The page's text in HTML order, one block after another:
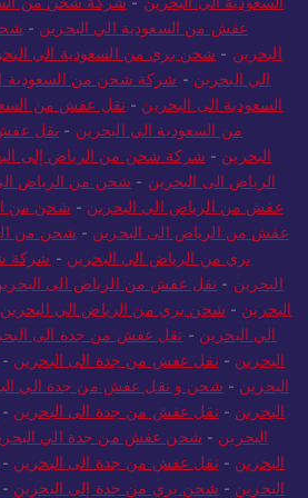
عفش من السعودية الي البحرين -
البحرين - شحن بري من السعودية الي
الي البحرين - شركة شحن من السعودية
السعودية الى البحرين - نقل عفش من
من السعودية الي البحرين - نقل
البحرين - شركة شحن من الرياض إلى
الرياض الى البحرين - شحن من الرياض
عفش من الرياض الي البحرين - شحن من
عفش من الرياض الى البحرين - شحن من
بري من الرياض الي البحرين - شركة
البحرين - نقل عفش من الرياض الى
البحرين - شحن بري من الرياض الي البحرين
الي البحرين - نقل عفش من جدة الى
البحرين - نقل عفش من جدة الى البحرين -
البحرين - شحن و نقل عفش من جدة الي
البحرين - نقل عفش من جدة الى البحرين -
البحرين - شحن عفش من جدة الي
البحرين - نقل عفش من جدة الى البحرين -
البحرين - شحن بري من جدة إلى البحرين -